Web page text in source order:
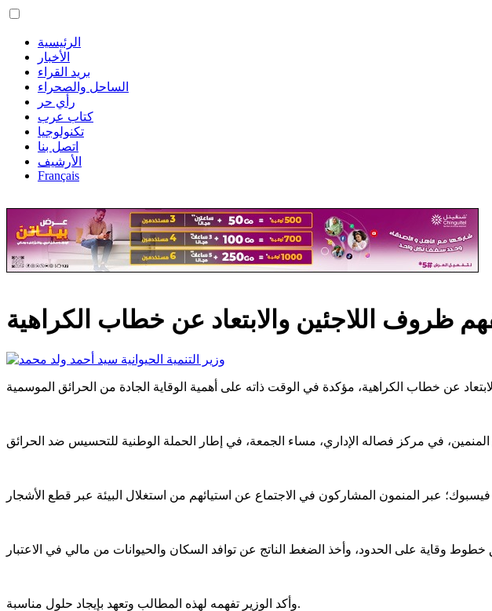
الرئيسية
الأخبار
بريد القراء
الساحل والصحراء
رأي حر
كتاب عرب
تكنولوجيا
اتصل بنا
الأرشيف
Français
ظروف اللاجئين والابتعاد عن خطاب الكراهية
وأكد الوزير تفهمه لهذه المطالب وتعهد بإيجاد حلول مناسبة.